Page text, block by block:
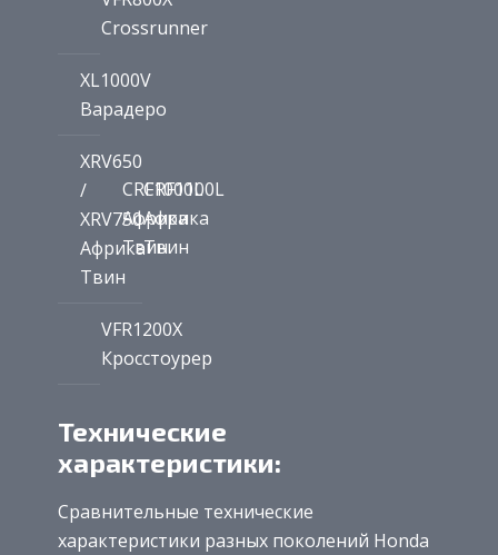
Crossrunner
XL1000V
Варадеро
XRV650
/
XRV750
Африка
Твин
CRF1000L
Африка
Твин
CRF1100L
Африка
Твин
VFR1200X
Кросстоурер
Технические
характеристики:
Сравнительные технические
характеристики разных поколений Honda